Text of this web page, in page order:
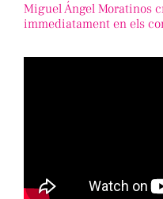
Miguel Ángel Moratinos
immediatament en els